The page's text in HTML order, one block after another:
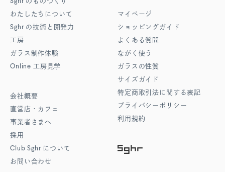
Sghr のものづくり
わたしたちについて
Sghr の技術と開発力
工房
ガラス制作体験
Online 工房見学
会社概要
直営店・カフェ
事業者さまへ
採用
Club Sghr について
お問い合わせ
マイページ
ショッピングガイド
よくある質問
ながく使う
ガラスの性質
サイズガイド
特定商取引法に関する表記
プライバシーポリシー
利用規約